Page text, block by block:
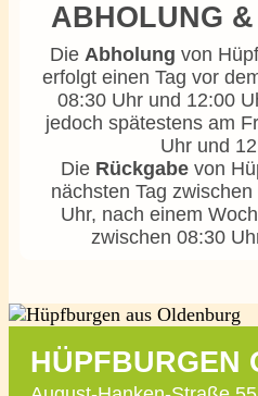
ABHOLUNG
Die Abholung von
erfolgt einen Tag vor
08:30 Uhr und 12:00
jedoch spätestens am
Uhr und
Die Rückgabe von
nächsten Tag
Uhr, nach einem
zwischen 08:30
HÜPFBURGEN